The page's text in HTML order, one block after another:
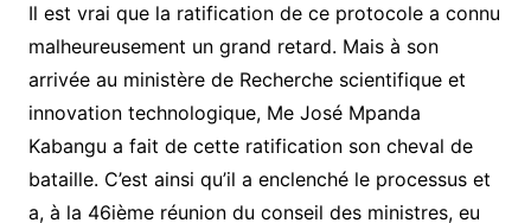
Il est vrai que la ratification de ce protocole a connu
malheureusement un grand retard. Mais à son
arrivée au ministère de Recherche scientifique et
innovation technologique, Me José Mpanda
Kabangu a fait de cette ratification son cheval de
bataille. C’est ainsi qu’il a enclenché le processus et
a, à la 46ième réunion du conseil des ministres, eu